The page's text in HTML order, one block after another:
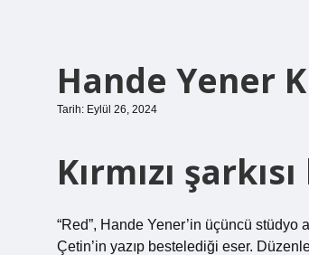
Hande Yener
Tarih: Eylül 26, 2024
Kırmızı
“Red”, Hande Yener’in üçüncü stüdyo
Çetin’in yazıp bestelediği eser.